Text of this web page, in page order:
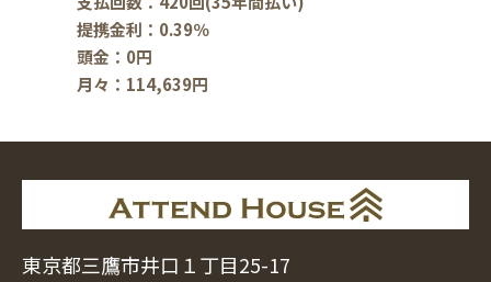
提携金利：0.39％
頭金：0円
月々：114,639円
東京都三鷹市井口１丁目25-17